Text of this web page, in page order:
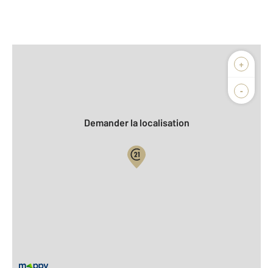
+
-
Biens vendus
Demander la localisation